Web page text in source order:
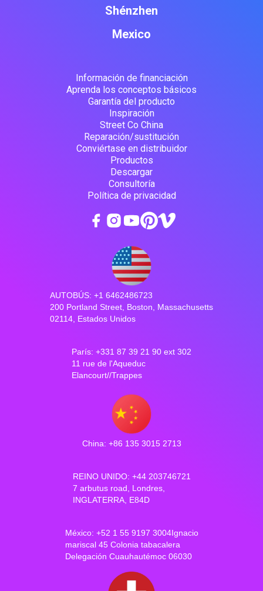
Shénzhen
Mexico
Información de financiación
Aprenda los conceptos básicos
Garantía del producto
Inspiración
Street Co China
Reparación/sustitución
Conviértase en distribuidor
Productos
Descargar
Consultoría
Política de privacidad
AUTOBÚS: +1 6462486723
200 Portland Street, Boston, Massachusetts
02114, Estados Unidos
París: +331 87 39 21 90 ext 302
11 rue de l'Aqueduc
Elancourt//Trappes
China: +86 135 3015 2713
REINO UNIDO: +44 203746721
7 arbutus road, Londres,
INGLATERRA, E84D
México: +52 1 55 9197 3004Ignacio
mariscal 45 Colonia tabacalera
Delegación Cuauhautémoc 06030